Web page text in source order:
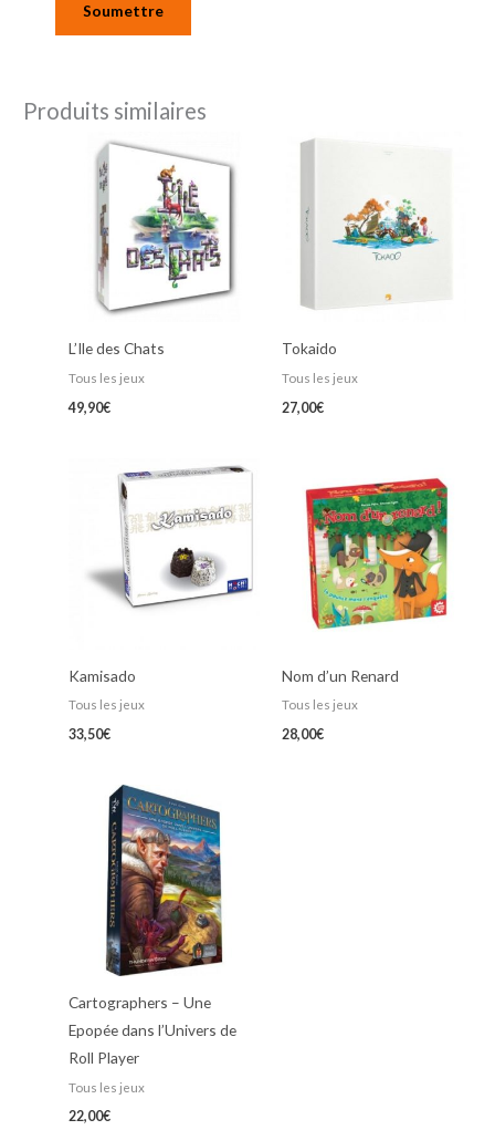
Produits similaires
L’Ile des Chats
Tous les jeux
49,90€
Tokaido
Tous les jeux
27,00€
Kamisado
Tous les jeux
33,50€
Nom d’un Renard
Tous les jeux
28,00€
Cartographers – Une
Epopée dans l’Univers de
Roll Player
Tous les jeux
22,00€